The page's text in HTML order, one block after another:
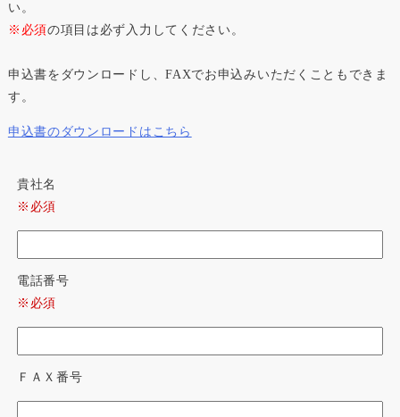
い。
※必須の項目は必ず入力してください。
申込書をダウンロードし、FAXでお申込みいただくこともできま
す。
申込書のダウンロードはこちら
貴社名
※必須
電話番号
※必須
ＦＡＸ番号